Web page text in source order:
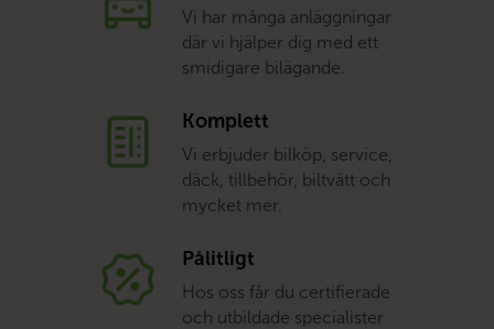
Vi har många anläggningar
där vi hjälper dig med ett
smidigare bilägande.
Komplett
Vi erbjuder bilköp, service,
däck, tillbehör, biltvätt och
mycket mer.
Pålitligt
Hos oss får du certifierade
och utbildade specialister